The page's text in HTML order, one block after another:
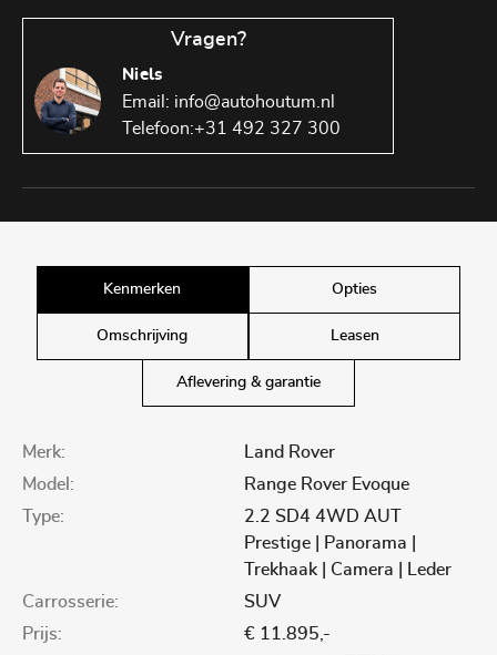
Vragen?
Niels
Email: info@autohoutum.nl
Telefoon:+31 492 327 300
Kenmerken Opties
Omschrijving Leasen
Aflevering & garantie
Merk:
Land Rover
Model:
Range Rover Evoque
Type:
2.2 SD4 4WD AUT
Prestige | Panorama |
Trekhaak | Camera | Leder
Carrosserie:
SUV
Prijs:
€ 11.895,-